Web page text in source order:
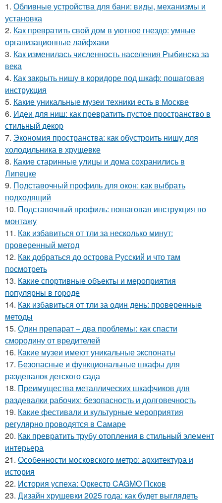
1. Обливные устройства для бани: виды, механизмы и
установка
2. Как превратить свой дом в уютное гнездо: умные
организационные лайфхаки
3. Как изменилась численность населения Рыбинска за
века
4. Как закрыть нишу в коридоре под шкаф: пошаговая
инструкция
5. Какие уникальные музеи техники есть в Москве
6. Идеи для ниш: как превратить пустое пространство в
стильный декор
7. Экономия пространства: как обустроить нишу для
холодильника в хрущевке
8. Какие старинные улицы и дома сохранились в
Липецке
9. Подставочный профиль для окон: как выбрать
подходящий
10. Подставочный профиль: пошаговая инструкция по
монтажу
11. Как избавиться от тли за несколько минут:
проверенный метод
12. Как добраться до острова Русский и что там
посмотреть
13. Какие спортивные объекты и мероприятия
популярны в городе
14. Как избавиться от тли за один день: проверенные
методы
15. Один препарат – два проблемы: как спасти
смородину от вредителей
16. Какие музеи имеют уникальные экспонаты
17. Безопасные и функциональные шкафы для
раздевалок детского сада
18. Преимущества металлических шкафчиков для
раздевалки рабочих: безопасность и долговечность
19. Какие фестивали и культурные мероприятия
регулярно проводятся в Самаре
20. Как превратить трубу отопления в стильный элемент
интерьера
21. Особенности московского метро: архитектура и
история
22. История успеха: Оркестр CAGMO Псков
23. Дизайн хрущевки 2025 года: как будет выглядеть